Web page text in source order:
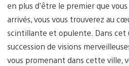
en plus d’être le premier que
arrivés, vous vous trouverez au
scintillante et opulente. Dans cet
succession de visions
vous promenant dans cette ville,